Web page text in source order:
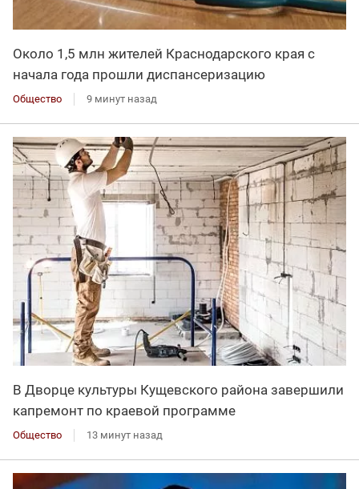
Около 1,5 млн жителей Краснодарского края с
начала года прошли диспансеризацию
Общество 9 минут назад
В Дворце культуры Кущевского района завершили
капремонт по краевой программе
Общество 13 минут назад